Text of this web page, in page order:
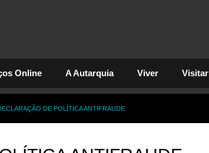
Online A Autarquia Viver Visitar
DE POLÍTICA ANTIFRAUDE